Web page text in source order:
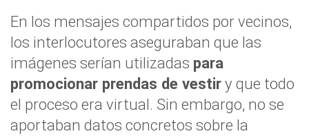
En los mensajes compartidos por vecinos,
los interlocutores aseguraban que las
imágenes serían utilizadas para
promocionar prendas de vestiry que todo
el proceso era virtual. Sin embargo, no se
aportaban datos concretos sobre la